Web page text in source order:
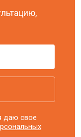
даю свое